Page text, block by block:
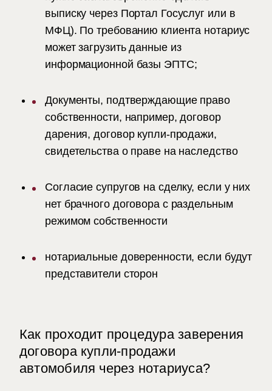
выписку через Портал Госуслуг или в
МФЦ). По требованию клиента нотариус
может загрузить данные из
информационной базы ЭПТС;
Документы, подтверждающие право
собственности, например, договор
дарения, договор купли-продажи,
свидетельства о праве на наследство
Согласие супругов на сделку, если у них
нет брачного договора с раздельным
режимом собственности
нотариальные доверенности, если будут
представители сторон
Как проходит процедура заверения
договора купли-продажи
автомобиля через нотариуса?